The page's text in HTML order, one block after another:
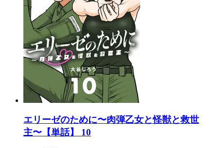
エリーゼのために〜肉弾乙女と怪獣と救世
主〜【単話】 10